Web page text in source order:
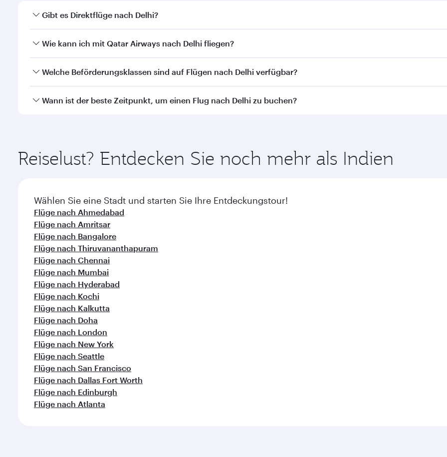
Gibt es Direktflüge nach Delhi?
Ja, Qatar Airways betreibt Direktflüge nach Delhi. Flugpläne und -frequenzen finden Sie auf unserer Website.
Wie kann ich mit Qatar Airways nach Delhi fliegen?
Mit Qatar Airways können Sie direkt nach Delhi fliegen. Wir bringen Sie via Doha zu über 150 Reisezielen und
Welche Beförderungsklassen sind auf Flügen nach Delhi verfügbar?
Die Verfügbarkeit einzelner Beförderungsklassen ist von der jeweiligen Flugstrecke und der durchführenden
Wann ist der beste Zeitpunkt, um einen Flug nach Delhi zu buchen?
Reiselust? Entdecken Sie noch mehr als Indien
Wählen Sie eine Stadt und starten Sie Ihre Entdeckungstour!
Flüge nach Ahmedabad
Flüge nach Amritsar
Flüge nach Bangalore
Flüge nach Thiruvananthapuram
Flüge nach Chennai
Flüge nach Mumbai
Flüge nach Hyderabad
Flüge nach Kochi
Flüge nach Kalkutta
Flüge nach Doha
Flüge nach London
Flüge nach New York
Flüge nach Seattle
Flüge nach San Francisco
Flüge nach Dallas Fort Worth
Flüge nach Edinburgh
Flüge nach Atlanta